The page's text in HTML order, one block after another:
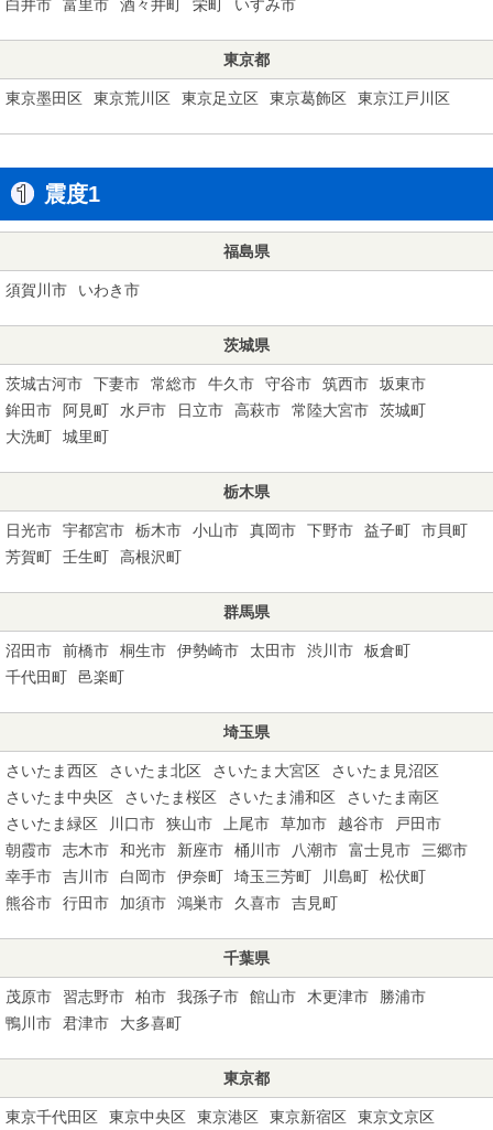
白井市
富里市 酒々井町 栄町 いすみ市
東京都
東京墨田区 東京荒川区 東京足立区 東京葛飾区 東京江戸川区
震度1
福島県
須賀川市 いわき市
茨城県
茨城古河市 下妻市 常総市 牛久市 守谷市 筑西市
坂東市
鉾田市
阿見町 水戸市 日立市 高萩市 常陸大宮市
茨城町
大洗町
城里町
栃木県
日光市 宇都宮市 栃木市 小山市 真岡市 下野市 益子町
市貝町
芳賀町
壬生町 高根沢町
群馬県
沼田市 前橋市 桐生市 伊勢崎市 太田市 渋川市
板倉町
千代田町
邑楽町
埼玉県
さいたま西区 さいたま北区 さいたま大宮区
さいたま見沼区
さいたま中央区
さいたま桜区 さいたま浦和区
さいたま南区
さいたま緑区
川口市 狭山市 上尾市 草加市 越谷市
戸田市
朝霞市
志木市 和光市 新座市 桶川市 八潮市 富士見市
三郷市
幸手市
吉川市 白岡市 伊奈町 埼玉三芳町 川島町
松伏町
熊谷市
行田市 加須市 鴻巣市 久喜市 吉見町
千葉県
茂原市 習志野市 柏市 我孫子市 館山市 木更津市
勝浦市
鴨川市
君津市 大多喜町
東京都
東京千代田区 東京中央区 東京港区 東京新宿区 東京文京区